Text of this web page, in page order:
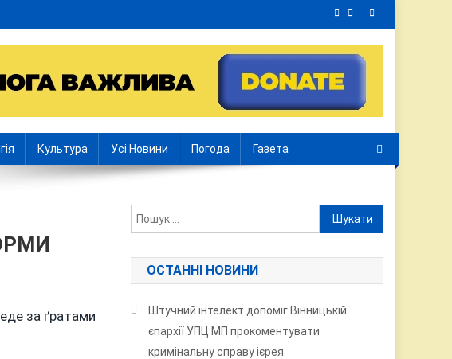
Культура Усі Новини Погода Газета
за ґратами
Пошук:
ОСТАННІ НОВИНИ
Штучний інтелект допоміг Вінницькій
єпархії УПЦ МП прокоментувати
кримінальну справу ієрея